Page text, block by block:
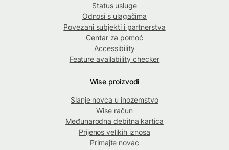
Status usluge
Odnosi s ulagačima
Povezani subjekti i partnerstva
Centar za pomoć
Accessibility
Feature availability checker
Wise proizvodi
Slanje novca u inozemstvo
Wise račun
Međunarodna debitna kartica
Prijenos velikih iznosa
Primajte novac